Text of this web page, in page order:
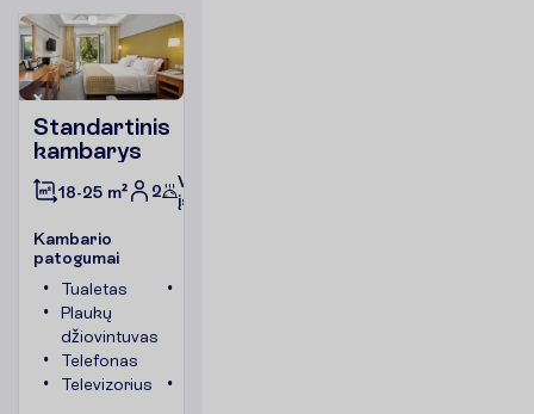
Standartinis
kambarys
18-25 m² 2
Viskas
įskaičiuota
Kambario
patogumai
Tualetas
Plaukų
džiovintuvas
Telefonas
Televizorius